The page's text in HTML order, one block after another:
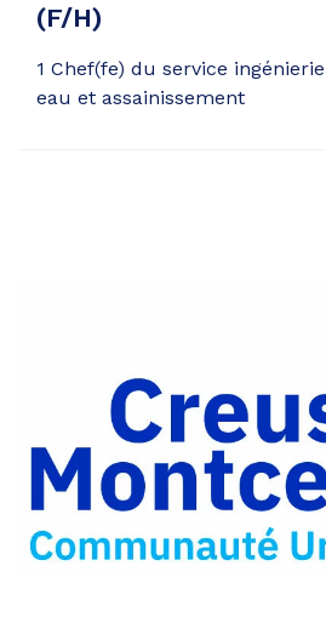
(F/H)
1 Chef(fe) du service
eau et assainissement